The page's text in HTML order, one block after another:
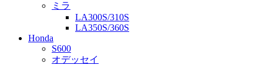
ミラ
LA300S/310S
LA350S/360S
Honda
S600
オデッセイ